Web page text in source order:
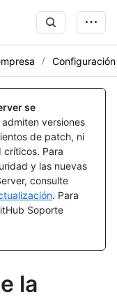
Configuración
se
admiten versiones
de patch, ni
críticos. Para
y las nuevas
consulte
. Para
Soporte
la